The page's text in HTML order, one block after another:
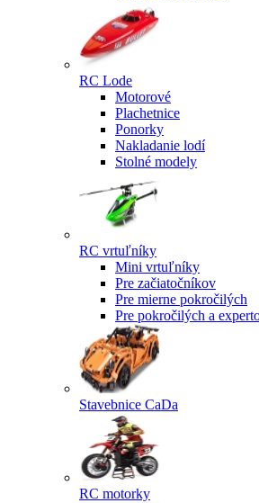
RC Lode
Motorové
Plachetnice
Ponorky
Nakladanie lodí
Stolné modely
RC vrtuľníky
Mini vrtuľníky
Pre začiatočníkov
Pre mierne pokročilých
Pre pokročilých a
Stavebnice CaDa
RC motorky